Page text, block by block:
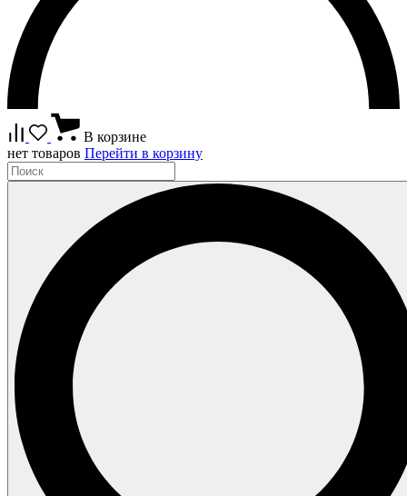
В корзине
нет товаров Перейти в корзину